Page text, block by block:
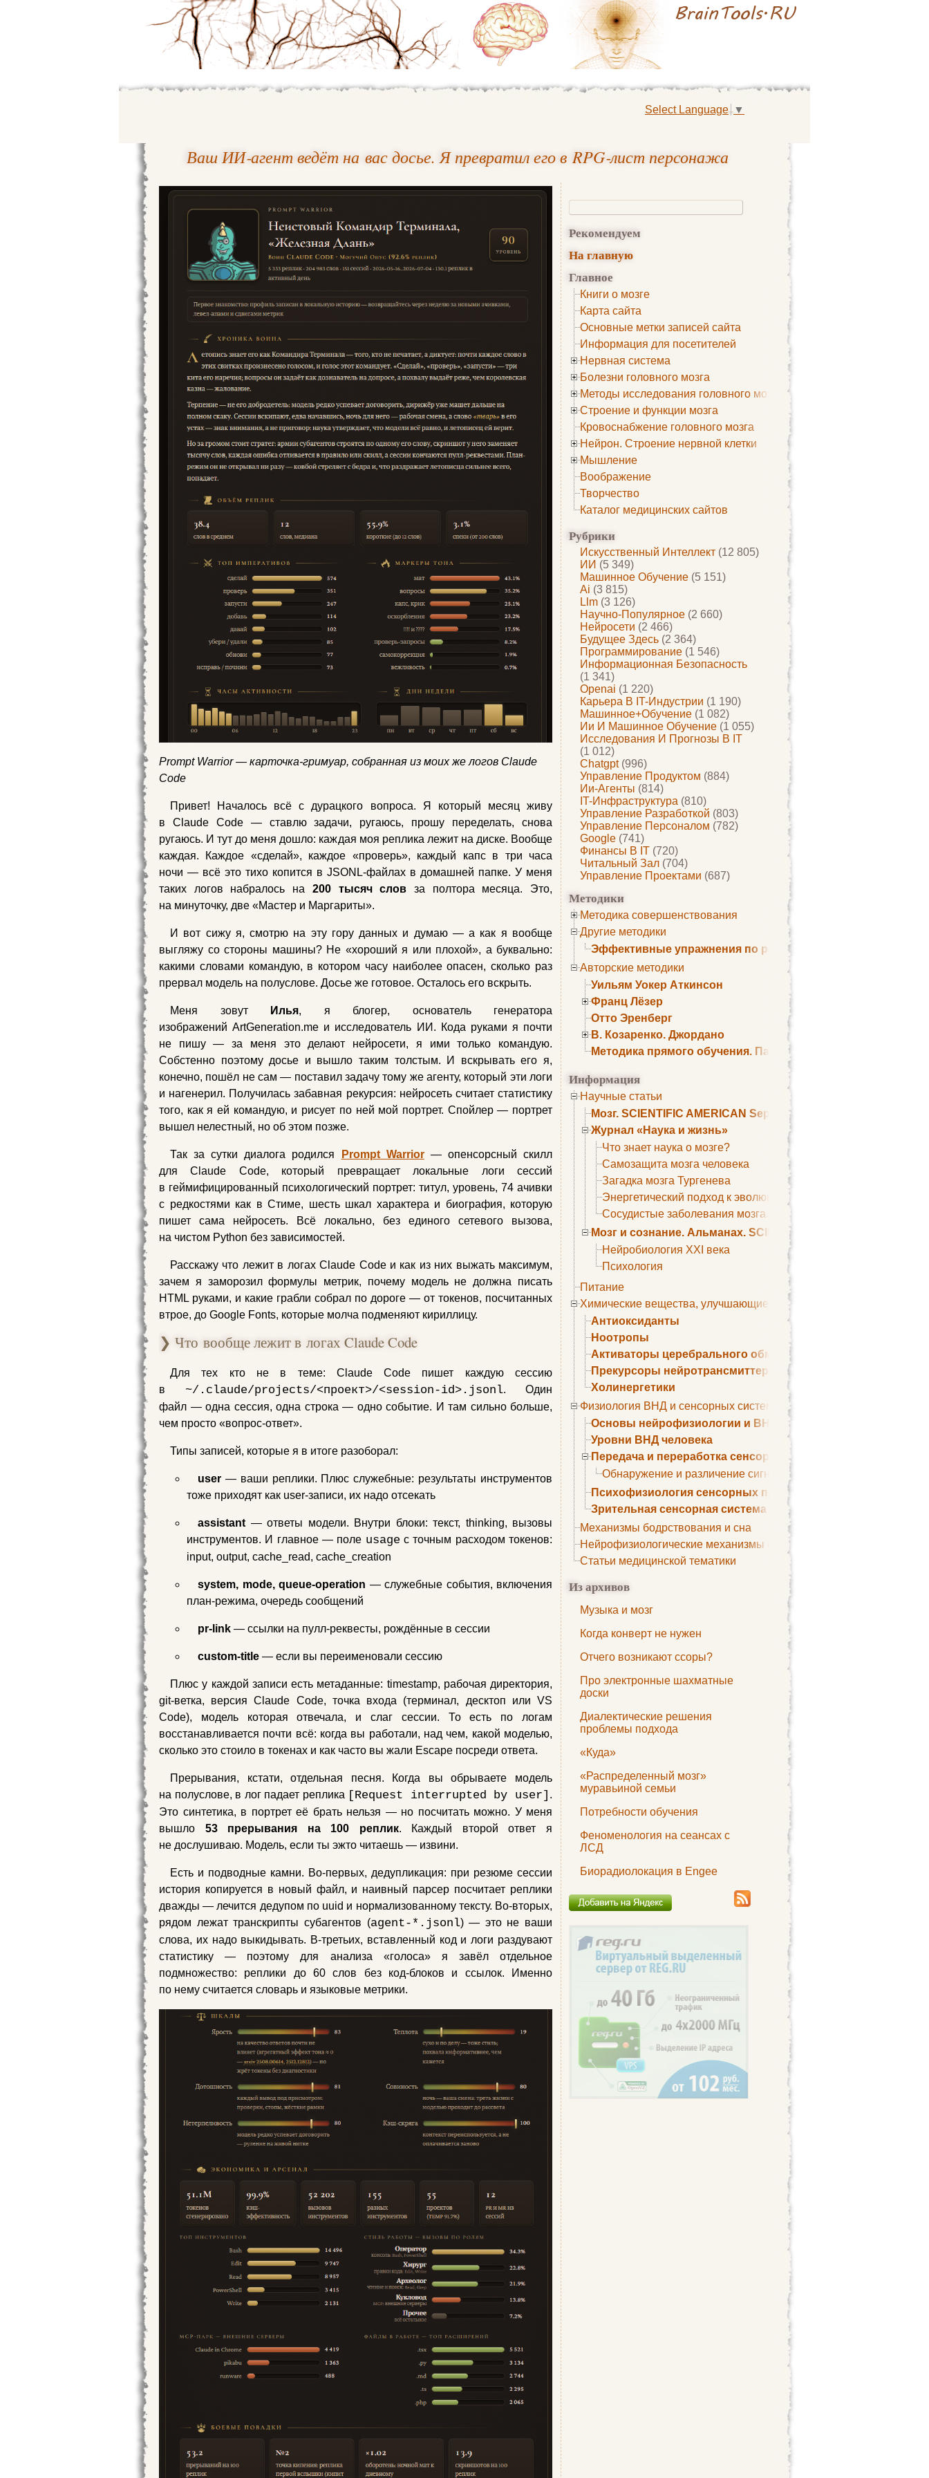
Select Language ▼
Ваш ИИ‑агент ведёт на вас досье. Я превратил его в RPG‑лист персонажа
Рекомендуем
На главную
Главное
Книги о мозге
Карта сайта
Основные метки записей сайта
Информация для посетителей
Нервная система
Болезни головного мозга
Методы исследования головного мозга
Строение и функции мозга
Кровоснабжение головного мозга
Нейрон. Строение нервной клетки
Мышление
Воображение
Творчество
Каталог медицинских сайтов
Рубрики
Искусственный Интеллект (12 805)
ИИ (5 349)
Машинное Обучение (5 151)
Ai (3 815)
Llm (3 126)
Научно-Популярное (2 660)
Нейросети (2 466)
Будущее Здесь (2 364)
Программирование (1 546)
Информационная Безопасность
(1 341)
Openai (1 220)
Карьера В IT-Индустрии (1 190)
Машинное+обучение (1 082)
Ии И Машинное Обучение (1 055)
Исследования И Прогнозы В IT
(1 012)
Chatgpt(996)
Управление Продуктом (884)
Ии-Агенты (814)
IT-Инфраструктура (810)
Управление Разработкой (803)
Управление Персоналом (782)
Google (741)
Финансы В IT (720)
Читальный Зал (704)
Управление Проектами (687)
Методики
Методика совершенствования
Другие методики
Эффективные упражнения по развитию памяти
Авторские методики
Уильям Уокер Аткинсон
Франц Лёзер
Отто Эренберг
В. Козаренко. Джордано
Методика прямого обучения. Пауль Шелли
Информация
Научные статьи
Мозг. SCIENTIFIC AMERICAN September 1979
Журнал «Наука и жизнь»
Что знает наука о мозге?
Самозащита мозга человека
Загадка мозга Тургенева
Энергетический подход к эволюции мозга
Сосудистые заболевания мозга. Все может начаться с
Мозг и сознание. Альманах. SCIENTIFIC AMERICAN
Нейробиология XXI века
Психология
Питание
Химические вещества, улучшающие умственные способности
Антиоксиданты
Ноотропы
Активаторы церебрального обмена веществ
Прекурсоры нейротрансмиттеров
Холинергетики
Физиология ВНД и сенсорных систем
Основы нейрофизиологии и ВНД
Уровни ВНД человека
Передача и переработка сенсорных сигналов
Обнаружение и различение сигналов. Сенсорная рецепция
Психофизиология сенсорных процессов
Зрительная сенсорная система
Механизмы бодрствования и сна
Нейрофизиологические механизмы сна
Статьи медицинской тематики
Из архивов
Музыка и мозг
Когда конверт не нужен
Отчего возникают ссоры?
Про электронные шахматные
доски
Диалектические решения
проблемы подхода
«Куда»
«Распределенный мозг»
муравьиной семьи
Потребности обучения
Феноменология на сеансах с
ЛСД
Биорадиолокация в Engee
Prompt Warrior — карточка‑гримуар, собранная из моих же логов Claude
Code
Привет! Началось всё с дурацкого вопроса. Я который месяц живу
в Claude Code — ставлю задачи, ругаюсь, прошу переделать, снова
ругаюсь. И тут до меня дошло: каждая моя реплика лежит на диске. Вообще
каждая. Каждое «сделай», каждое «проверь», каждый капс в три часа
ночи — всё это тихо копится в JSONL‑файлах в домашней папке. У меня
таких логов набралось на 200 тысяч слов за полтора месяца. Это,
на минуточку, две «Мастер и Маргариты».
И вот сижу я, смотрю на эту гору данных и думаю — а как я вообще
выгляжу со стороны машины? Не «хороший я или плохой», а буквально:
какими словами командую, в котором часу наиболее опасен, сколько раз
прервал модель на полуслове. Досье же готовое. Осталось его вскрыть.
Меня зовут Илья, я блогер, основатель генератора
изображений ArtGeneration.me и исследователь ИИ. Кода руками я почти
не пишу — за меня это делают нейросети, я ими только командую.
Собстенно поэтому досье и вышло таким толстым. И вскрывать его я,
конечно, пошёл не сам — поставил задачу тому же агенту, который эти логи
и нагенерил. Получилась забавная рекурсия: нейросеть считает статистику
того, как я ей командую, и рисует по ней мой портрет. Спойлер — портрет
вышел нелестный, но об этом позже.
Так за сутки диалога родился Prompt Warrior— опенсорсный скилл
для Claude Code, который превращает локальные логи сессий
в геймифицированный психологический портрет: титул, уровень, 74 ачивки
с редкостями как в Стиме, шесть шкал характера и биография, которую
пишет сама нейросеть. Всё локально, без единого сетевого вызова,
на чистом Python без зависимостей.
Расскажу что лежит в логах Claude Code и как из них выжать максимум,
зачем я заморозил формулы метрик, почему модель не должна писать
HTML руками, и какие грабли собрал по дороге — от токенов, посчитанных
втрое, до Google Fonts, которые молча подменяют кириллицу.
❯ Что вообще лежит в логах Claude Code
Для тех кто не в теме: Claude Code пишет каждую сессию
в ~/.claude/projects/<проект>/<session-id>.jsonl. Один
файл — одна сессия, одна строка — одно событие. И там сильно больше,
чем просто «вопрос‑ответ».
Типы записей, которые я в итоге разоборал:
user — ваши реплики. Плюс служебные: результаты инструментов
тоже приходят как user‑записи, их надо отсекать
assistant — ответы модели. Внутри блоки: текст, thinking, вызовы
инструментов. И главное — поле usage с точным расходом токенов:
input, output, cache_read, cache_creation
system, mode, queue‑operation — служебные события, включения
план‑режима, очередь сообщений
pr‑link — ссылки на пулл‑реквесты, рождённые в сессии
custom‑title — если вы переименовали сессию
Плюс у каждой записи есть метаданные: timestamp, рабочая директория,
git‑ветка, версия Claude Code, точка входа (терминал, десктоп или VS
Code), модель которая отвечала, и слаг сессии. То есть по логам
восстанавливается почти всё: когда вы работали, над чем, какой моделью,
сколько это стоило в токенах и как часто вы жали Escape посреди ответа.
Прерывания, кстати, отдельная песня. Когда вы обрываете модель
на полуслове, в лог падает реплика [Request interrupted by user] .
Это синтетика, в портрет её брать нельзя — но посчитать можно. У меня
вышло 53 прерывания на 100 реплик. Каждый второй ответ я
не дослушиваю. Модель, если ты эжто читаешь — извини.
Есть и подводные камни. Во‑первых, дедупликация: при резюме сессии
история копируется в новый файл, и наивный парсер посчитает реплики
дважды — лечится дедупом по uuid и нормализованному тексту. Во‑вторых,
рядом лежат транскрипты субагентов (agent-*.jsonl) — это не ваши
слова, их надо выкидывать. В‑третьих, вставленный код и логи раздувают
статистику — поэтому для анализа «голоса» я завёл отдельное
подмножество: реплики до 60 слов без код‑блоков и ссылок. Именно
по нему считается словарь и языковые метрики.